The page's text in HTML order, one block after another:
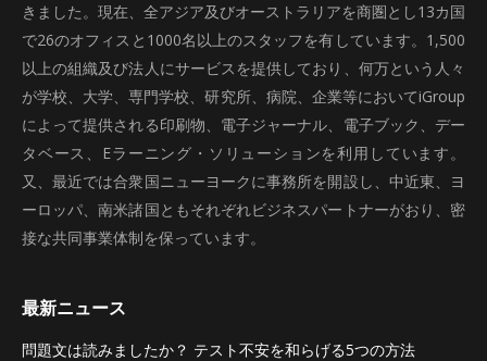
きました。現在、全アジア及びオーストラリアを商圏とし13カ国
で26のオフィスと1000名以上のスタッフを有しています。1,500
以上の組織及び法人にサービスを提供しており、何万という人々
が学校、大学、専門学校、研究所、病院、企業等においてiGroup
によって提供される印刷物、電子ジャーナル、電子ブック、デー
タベース、Eラーニング・ソリューションを利用しています。
又、最近では合衆国ニューヨークに事務所を開設し、中近東、ヨ
ーロッパ、南米諸国ともそれぞれビジネスパートナーがおり、密
接な共同事業体制を保っています。
最新ニュース
問題文は読みましたか？ テスト不安を和らげる5つの方法